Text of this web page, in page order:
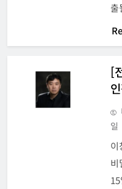
출
[
일
이
비